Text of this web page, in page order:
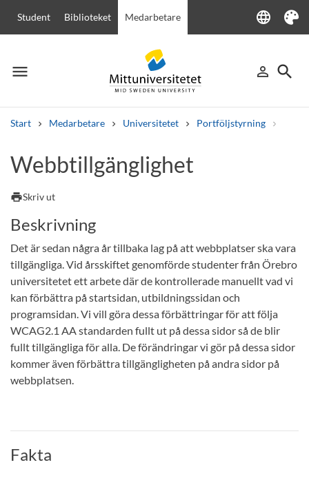
Student Biblioteket Medarbetare language
Language
Tema
menu
Meny person_outline
Logga in
search
Sök
Start Medarbetare Universitetet Portföljstyrning
Andra söktjänster
Kurser och program
Webbtillgänglighet
printSkriv ut
Beskrivning
Det är sedan några år tillbaka lag på att webbplatser ska vara
tillgängliga. Vid årsskiftet genomförde studenter från Örebro
universitetet ett arbete där de kontrollerade manuellt vad vi
kan förbättra på startsidan, utbildningssidan och
programsidan. Vi vill göra dessa förbättringar för att följa
WCAG2.1 AA standarden fullt ut på dessa sidor så de blir
fullt tillgängliga för alla. De förändringar vi gör på dessa sidor
kommer även förbättra tillgängligheten på andra sidor på
webbplatsen.
Fakta